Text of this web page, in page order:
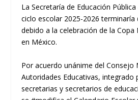
La Secretaría de Educación
ciclo escolar 2025-2026
debido a la celebración de la Copa
en México.
Por acuerdo unánime del Consejo
Autoridades Educativas, integrado
secretarias y secretarios de